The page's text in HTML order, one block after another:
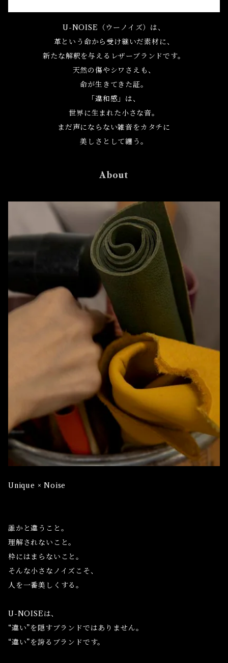
U-NOISE（ウーノイズ）は、
革という命から受け継いだ素材に、
新たな解釈を与えるレザーブランドです。
天然の傷やシワさえも、
命が生きてきた証。
「違和感」は、
世界に生まれた小さな音。
まだ声にならない雑音をカタチに
美しさとして纏う。
About
Unique × Noise
誰かと違うこと。
理解されないこと。
枠にはまらないこと。
そんな小さなノイズこそ、
人を一番美しくする。
U-NOISEは、
“違い”を隠すブランドではありません。
“違い”を誇るブランドです。